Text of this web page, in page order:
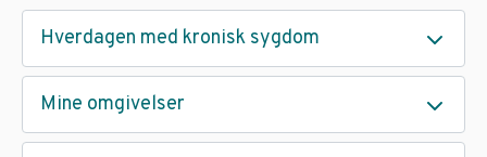
Hverdagen med kronisk sygdom
Mine omgivelser